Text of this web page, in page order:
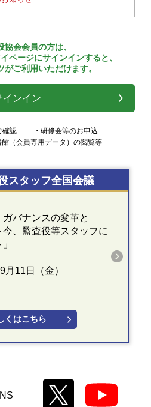
協会会員の方は、
ページにサインインすると、
がご利用いただけます。
インイン
確認
・研修会等のお申込
館（会員専用データ）の閲覧等
スタッフ全国会議
ガバナンスの変革と
、監査役等スタッフに
11日（金）
くはこちら